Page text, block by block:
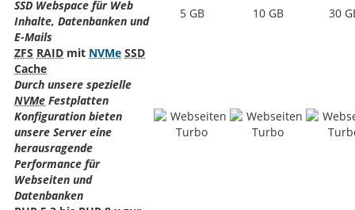
SSD Webspace für Web
Inhalte, Datenbanken und
E-Mails
5 GB 10 GB 30
ZFS RAID mit NVMe SSD
Cache
Durch unsere spezielle
NVMe Festplatten
Konfiguration bieten
unsere Server eine
herausragende
Performance für
Webseiten und
Datenbanken